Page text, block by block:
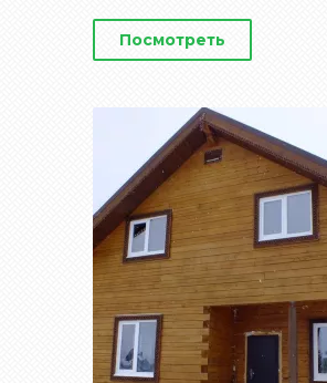
Посмотреть